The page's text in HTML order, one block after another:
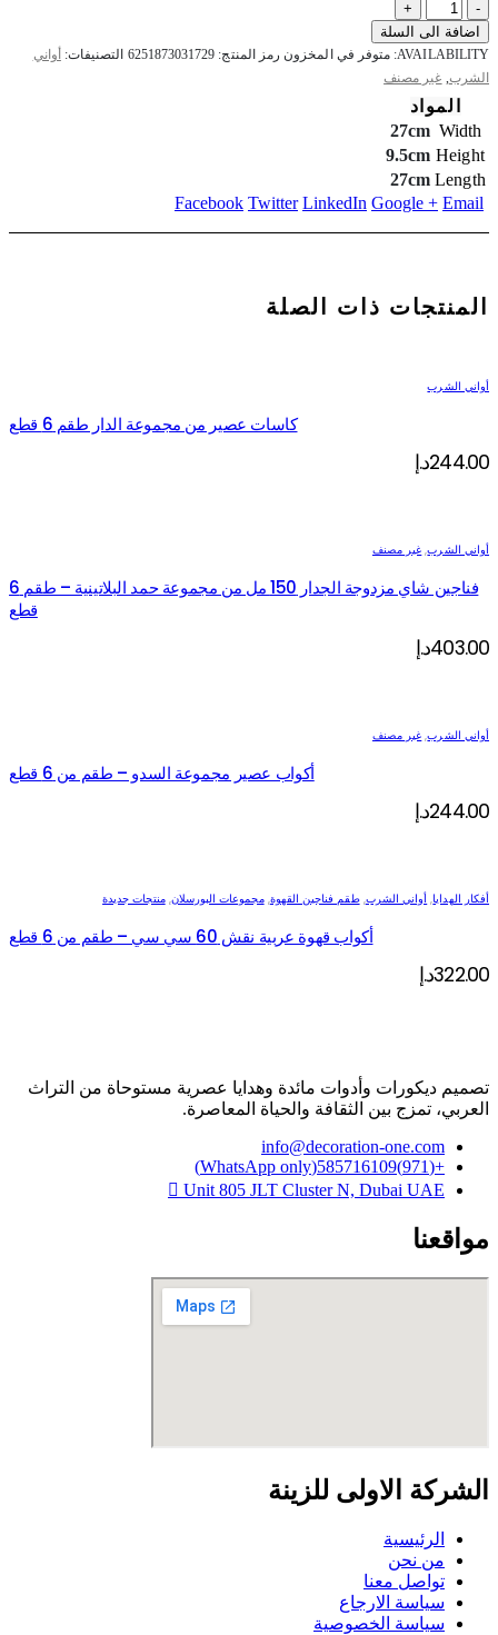
-
+
اضافة الى السلة
AVAILABILITY: متوفر في المخزون رمز المنتج: 6251873031729 التصنيفات:أواني
الشرب غير مصنف
المواد
Width
27cm
Height
9.5cm
Length
27cm
Facebook Twitter LinkedIn Google + Email
المنتجات ذات الصلة
أواني الشرب
كاسات عصير من مجموعة الدار طقم 6 قطع
244.00د.إ
أواني الشرب, غير مصنف
فناجين شاي مزدوجة الجدار 150 مل من مجموعة حمد البلاتينية – طقم 6
قطع
403.00د.إ
أواني الشرب, غير مصنف
أكواب عصير مجموعة السدو – طقم من 6 قطع
244.00د.إ
أفكار الهدايا, أواني الشرب,طقم فناجين القهوة,مجموعات البورسلان,منتجات جديدة
أكواب قهوة عربية نقش 60 سي سي – طقم من 6 قطع
322.00د.إ
تصميم ديكورات وأدوات مائدة وهدايا عصرية مستوحاة من التراث
العربي، تمزج بين الثقافة والحياة المعاصرة.
info@decoration-one.com
+(971)585716109(WhatsApp only)
Unit 805 JLT Cluster N, Dubai UAE
مواقعنا
الشركة الاولى للزينة
الرئيسية
من نحن
تواصل معنا
سياسة الارجاع
سياسة الخصوصية